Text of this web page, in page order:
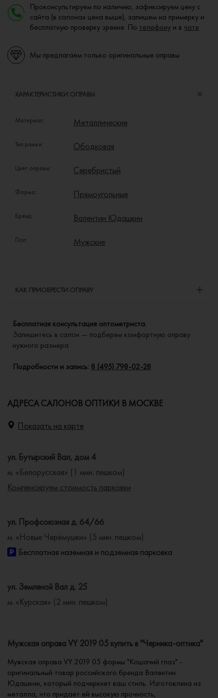
Проконсультируем по наличию, зафиксируем цену с
сайта (в салонах цена выше), запишем на примерку и
бесплатную проверку зрения. По телефону и в чате
Мы предлагаем только оригинальные оправы
ХАРАКТЕРИСТИКИ ОПРАВЫ
Материал: Металлические
Тип рамки: Ободковая
Цвет оправы: Серебристый
Форма: Прямоугольные
Бренд: Валентин Юдашкин
Пол: Мужские
КАК ПРИОБРЕСТИ ОПРАВУ
Бесплатная консультация оптометриста.
Запишитесь в салон — подберем комфортную оправу
нужного размера.
Подробности и запись: 8 (495) 798-02-28
АДРЕСА САЛОНОВ ОПТИКИ В МОСКВЕ
Показать на карте
ул. Бутырский Вал, дом 4
м. «Белорусская» (1 мин. пешком)
Компенсируем стоимость парковки
ул. Профсоюзная д. 64/66
м. «Новые Черёмушки» (5 мин. пешком)
Бесплатная наземная и подземная парковка
ул. Земляной Вал д. 25
м. «Курская» (2 мин. пешком)
Мужская оправа VY 2019 05 купить в "Черника-оптика"
Мужская оправа VY 2019 05 формы "Кошачий глаз" -
оригинальный товар российского бренда Валентин
Юдашкин, который подчеркнет ваш стиль. Изготовлена из
металла, что придает ей высокую прочность,